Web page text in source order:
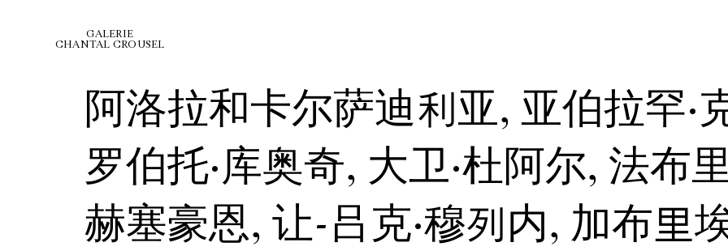
GALERIE
CHANTAL CROUSEL
阿洛拉和卡尔萨迪利亚, 亚伯拉罕·
罗伯托·库奥奇, ⼤卫·杜阿尔, 法布
赫塞豪恩, 让-吕克·穆列内, 加布里